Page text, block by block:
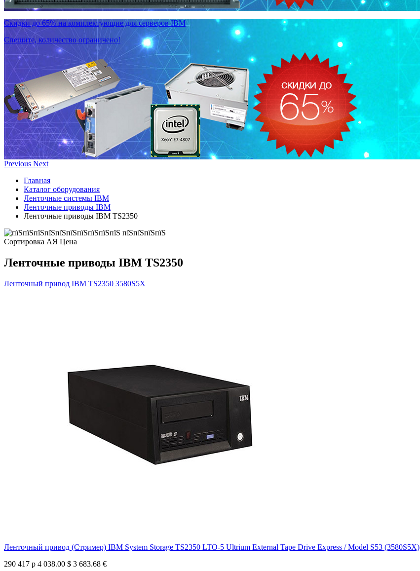
Скидки до 65% на комплектующие для серверов IBM
Спешите, количество ограничено!
Previous Next
Главная
Каталог оборудования
Ленточные системы IBM
Ленточные приводы IBM
Ленточные приводы IBM TS2350
Сортировка АЯ Ценa
Ленточные приводы IBM TS2350
Ленточный привод IBM TS2350 3580S5X
Ленточный привод (Стример) IBM System Storage TS2350 LTO-5 Ultrium External Tape Drive Express / Model S53 (3580S5X)
290 417 р 4 038.00 $ 3 683.68 €